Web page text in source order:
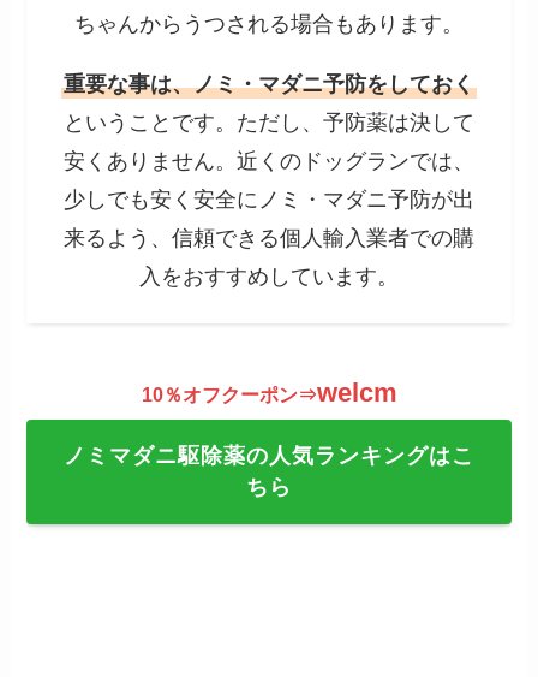
ちゃんからうつされる場合もあります。
重要な事は、ノミ・マダニ予防をしておく
ということです。ただし、予防薬は決して
安くありません。近くのドッグランでは、
少しでも安く安全にノミ・マダニ予防が出
来るよう、信頼できる個人輸入業者での購
入をおすすめしています。
10％オフクーポン⇒welcm
ノミマダニ駆除薬の人気ランキングはこ
ちら